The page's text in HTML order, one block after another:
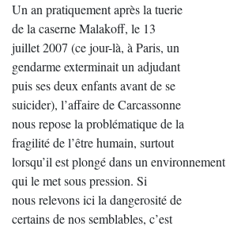
Un an pratiquement après la tuerie
de la caserne Malakoff, le 13
juillet 2007 (ce jour-là, à Paris, un
gendarme exterminait un adjudant
puis ses deux enfants avant de se
suicider), l’affaire de Carcassonne
nous repose la problématique de la
fragilité de l’être humain, surtout
lorsqu’il est plongé dans un environnement
qui le met sous pression. Si
nous relevons ici la dangerosité de
certains de nos semblables, c’est